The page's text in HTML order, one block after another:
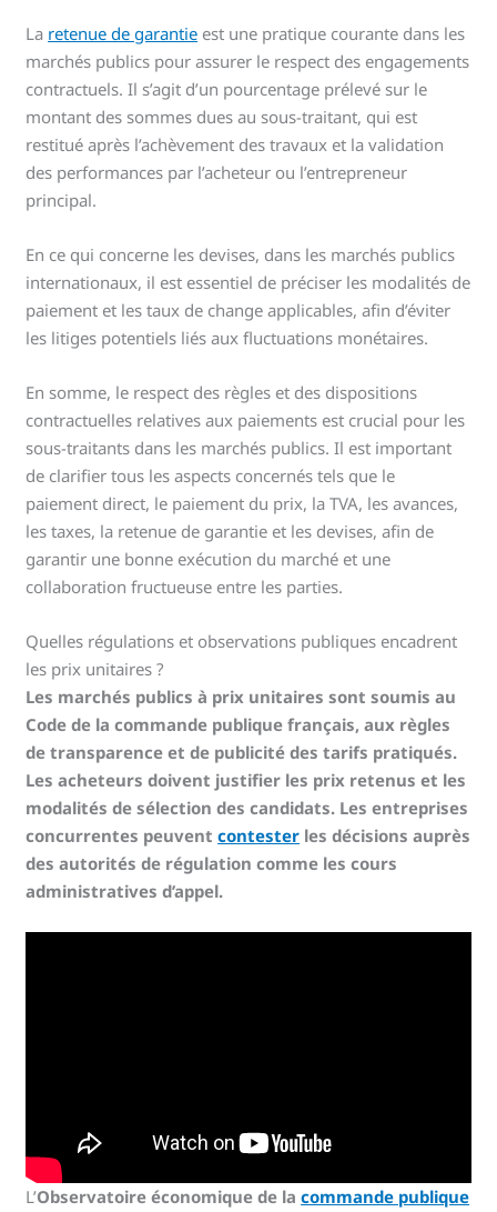
La retenue de garantie est une pratique courante dans les
marchés publics pour assurer le respect des engagements
contractuels. Il s’agit d’un pourcentage prélevé sur le
montant des sommes dues au sous-traitant, qui est
restitué après l’achèvement des travaux et la validation
des performances par l’acheteur ou l’entrepreneur
principal.
En ce qui concerne les devises, dans les marchés publics
internationaux, il est essentiel de préciser les modalités de
paiement et les taux de change applicables, afin d’éviter
les litiges potentiels liés aux fluctuations monétaires.
En somme, le respect des règles et des dispositions
contractuelles relatives aux paiements est crucial pour les
sous-traitants dans les marchés publics. Il est important
de clarifier tous les aspects concernés tels que le
paiement direct, le paiement du prix, la TVA, les avances,
les taxes, la retenue de garantie et les devises, afin de
garantir une bonne exécution du marché et une
collaboration fructueuse entre les parties.
Quelles régulations et observations publiques encadrent
les prix unitaires ?
Les marchés publics à prix unitaires sont soumis au
Code de la commande publique français, aux règles
de transparence et de publicité des tarifs pratiqués.
Les acheteurs doivent justifier les prix retenus et les
modalités de sélection des candidats. Les entreprises
concurrentes peuventcontester les décisions auprès
des autorités de régulation comme les cours
administratives d’appel.
L’Observatoire économique de lacommande publique